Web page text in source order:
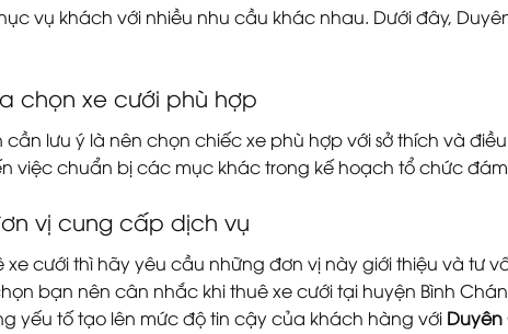
vụ khách với nhiều nhu cầu khác nhau. Dưới đây,
chọn xe cưới phù hợp
cần lưu ý là nên chọn chiếc xe phù hợp với sở thích và
việc chuẩn bị các mục khác trong kế hoạch tổ chức
vị cung cấp dịch vụ
cưới thì hãy yêu cầu những đơn vị này giới thiệu và tư
bạn nên cân nhắc khi thuê xe cưới tại huyện Bình
yếu tố tạo lên mức độ tin cậy của khách hàng với Duyên